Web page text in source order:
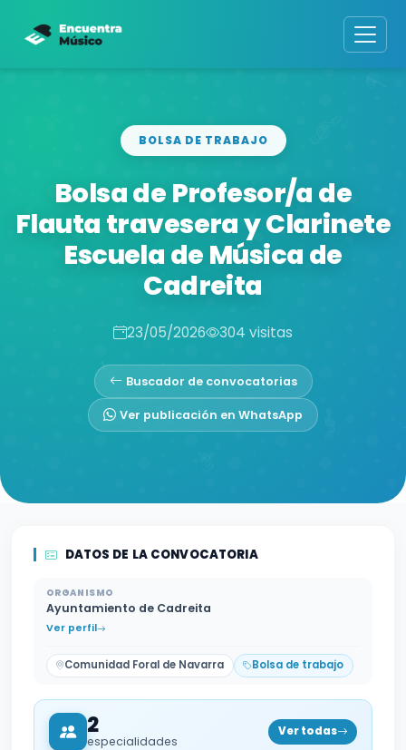
BOLSA DE TRABAJO
Bolsa de Profesor/a de
Flauta travesera y Clarinete
Escuela de Música de
Cadreita
23/05/2026 304 visitas
Buscador de convocatorias
Ver publicación en WhatsApp
DATOS DE LA CONVOCATORIA
ORGANISMO
Ayuntamiento de Cadreita
Ver perfil
Comunidad Foral de Navarra Bolsa de trabajo
2
especialidades
Ver todas